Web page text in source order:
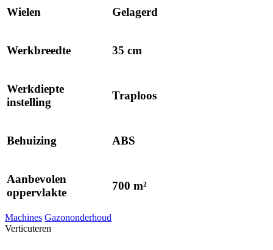
Wielen Gelagerd
Werkbreedte 35 cm
Werkdiepte
instelling
Traploos
Behuizing ABS
Aanbevolen
oppervlakte
700 m²
Machines Gazononderhoud
Verticuteren